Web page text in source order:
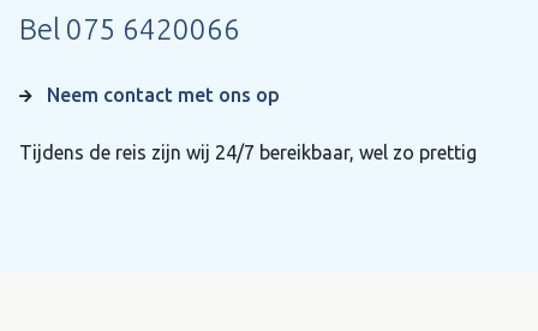
Bel 075 6420066
Neem contact met ons op
Tijdens de reis zijn wij 24/7 bereikbaar, wel zo prettig